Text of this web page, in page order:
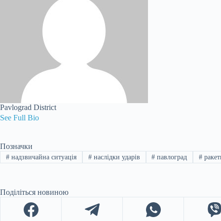
Pavlograd District
See Full Bio
Позначки
#надзвичайна ситуація #наслідки ударів # павлоград #
Поділіться новиною